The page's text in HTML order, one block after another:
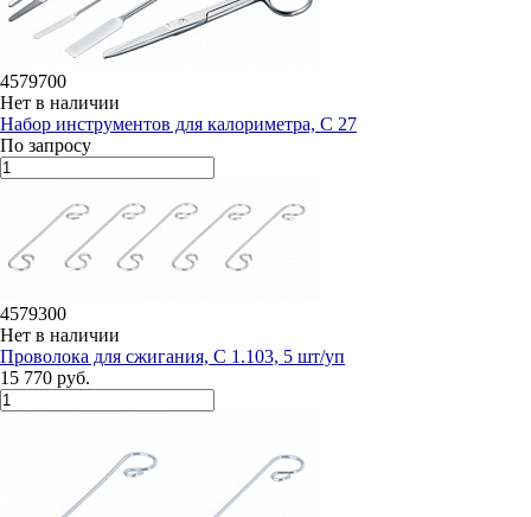
4579700
Нет в наличии
Набор инструментов для калориметра, С 27
По запросу
4579300
Нет в наличии
Проволока для сжигания, С 1.103, 5 шт/уп
15 770 руб.